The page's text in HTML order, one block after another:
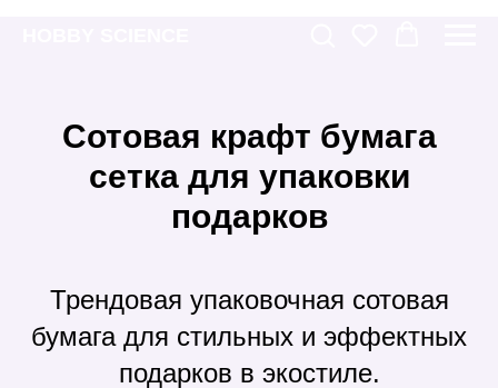
Сотовая крафт бумага
сетка для упаковки
подарков
Трендовая упаковочная сотовая
бумага для стильных и эффектных
подарков в экостиле.